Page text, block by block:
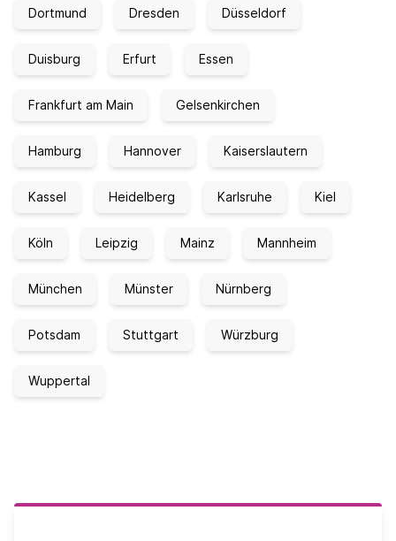
Dortmund Dresden Düsseldorf
Duisburg Erfurt Essen
Frankfurt am Main Gelsenkirchen
Hamburg Hannover Kaiserslautern
Kassel Heidelberg Karlsruhe Kiel
Köln Leipzig Mainz Mannheim
München Münster Nürnberg
Potsdam Stuttgart Würzburg
Wuppertal